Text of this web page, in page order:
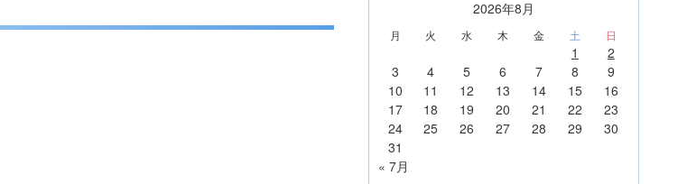
2026年8月
月 火 水 木 金 土 日
1
2
3
4 5 6 7 8
9
10
11 12 13 14 15
16
17
18 19 20 21 22
23
24
25 26 27 28 29
30
31
« 7月